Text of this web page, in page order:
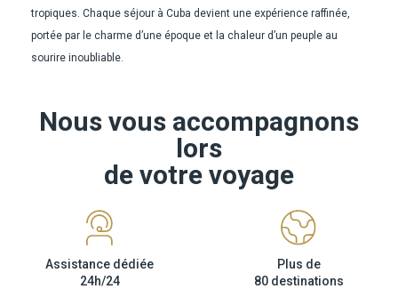
tropiques. Chaque séjour à Cuba devient une expérience raffinée,
portée par le charme d’une époque et la chaleur d’un peuple au
sourire inoubliable.
Nous vous accompagnons
lors
de votre voyage
Assistance dédiée
24h/24
Plus de
80 destinations